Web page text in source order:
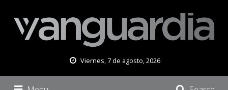
Viernes, 7 de agosto, 2026